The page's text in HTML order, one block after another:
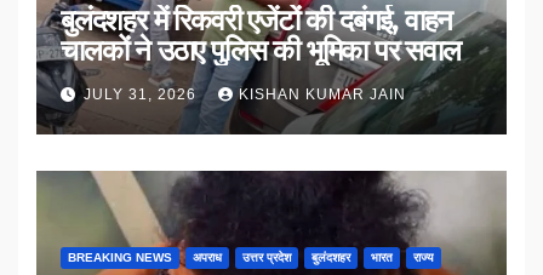
बुलंदशहर में रिकवरी एजेंटों की दबंगई, वाहन
चालकों ने उठाए पुलिस की भूमिका पर सवाल
JULY 31, 2026 KISHAN KUMAR JAIN
BREAKING NEWS अपराध उत्तर प्रदेश बुलंदशहर भारत राज्य